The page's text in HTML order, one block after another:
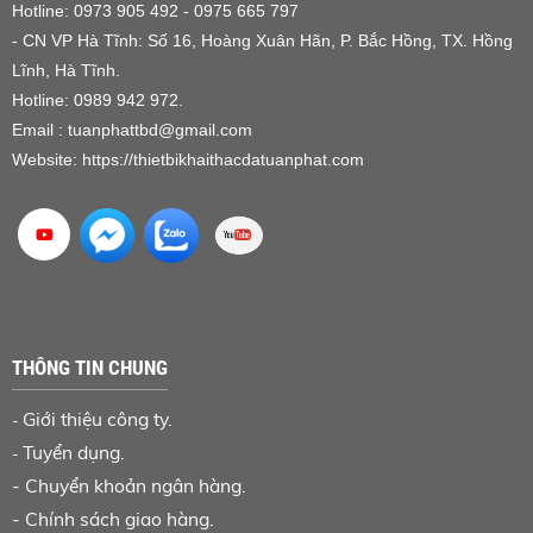
Hotline: 0973 905 492 - 0975 665 797
- CN VP Hà Tĩnh: Số 16, Hoàng Xuân Hãn, P. Bắc Hồng, TX. Hồng
Lĩnh, Hà Tĩnh.
Hotline: 0989 942 972.
Email : tuanphattbd@gmail.com
Website: https://thietbikhaithacdatuanphat.com
THÔNG TIN CHUNG
- Giới thiệu công ty.
- Tuyển dụng.
- Chuyển khoản ngân hàng.
- Chính sách giao hàng.